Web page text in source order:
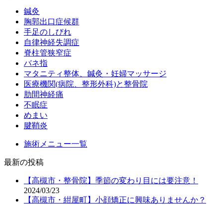
鍼灸
胸郭出口症候群
手足のしびれ
自律神経失調症
脊柱管狭窄症
バネ指
マタニティ整体、鍼灸・妊婦マッサージ
医療機関(病院、整形外科)と整骨院
肋間神経痛
不眠症
めまい
腱鞘炎
施術メニュー一覧
最新の投稿
【高槻市・整骨院】季節の変わり目には要注意！
2024/03/23
【高槻市・紺屋町】小顔矯正に興味ありませんか？